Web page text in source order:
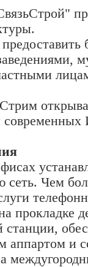
сеть. Чем
прокладке
станции,
аппартом и